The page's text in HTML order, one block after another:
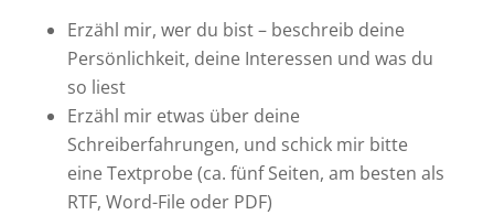
Erzähl mir, wer du bist – beschreib deine
Persönlichkeit, deine Interessen und was du
so liest
Erzähl mir etwas über deine
Schreiberfahrungen, und schick mir bitte
eine Textprobe (ca. fünf Seiten, am besten als
RTF, Word-File oder PDF)